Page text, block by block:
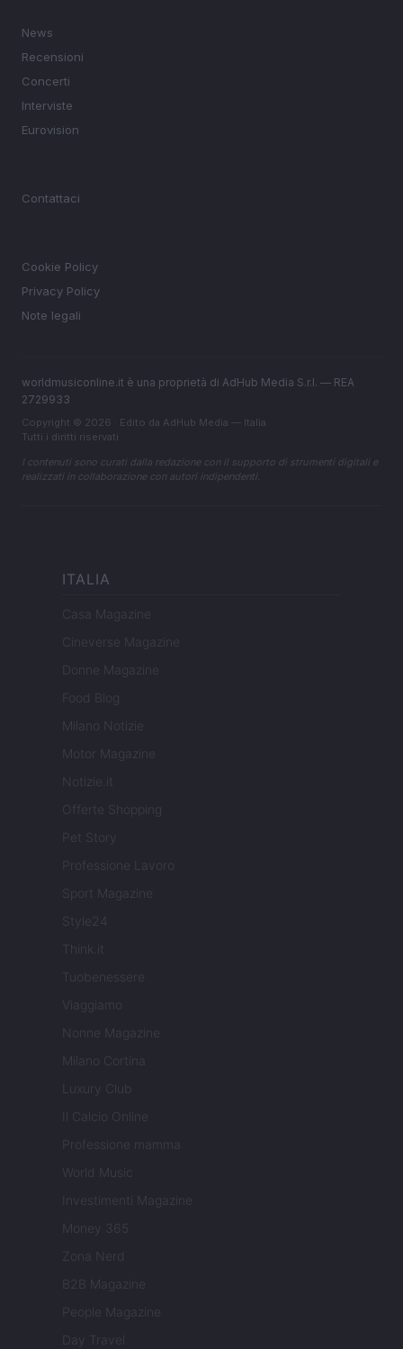
News
Recensioni
Concerti
Interviste
Eurovision
Contattaci
Cookie Policy
Privacy Policy
Note legali
worldmusiconline.it è una proprietà di AdHub Media S.r.l. — REA
2729933
Copyright © 2026 · Edito da AdHub Media — Italia
Tutti i diritti riservati
I contenuti sono curati dalla redazione con il supporto di strumenti digitali e
realizzati in collaborazione con autori indipendenti.
ITALIA
Casa Magazine
Cineverse Magazine
Donne Magazine
Food Blog
Milano Notizie
Motor Magazine
Notizie.it
Offerte Shopping
Pet Story
Professione Lavoro
Sport Magazine
Style24
Think.it
Tuobenessere
Viaggiamo
Nonne Magazine
Milano Cortina
Luxury Club
Il Calcio Online
Professione mamma
World Music
Investimenti Magazine
Money 365
Zona Nerd
B2B Magazine
People Magazine
Day Travel